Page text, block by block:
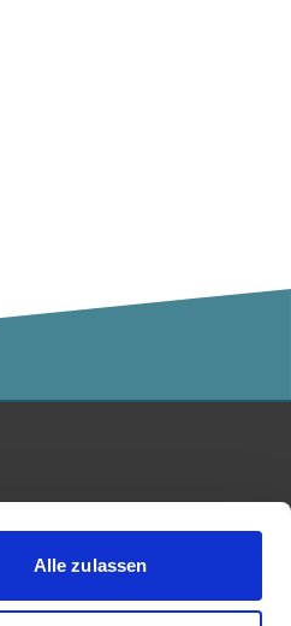
Alle zulassen